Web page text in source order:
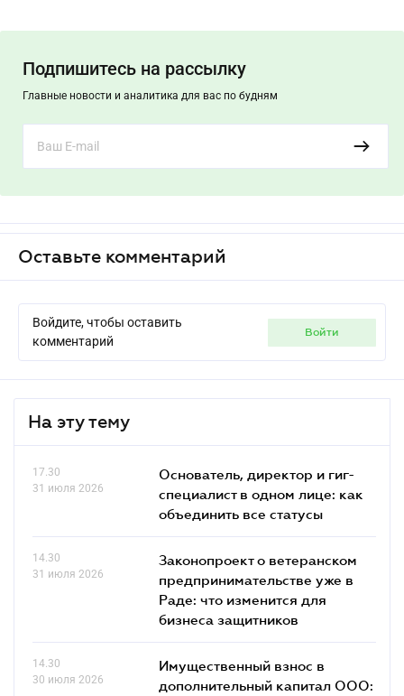
Подпишитесь на рассылку
Главные новости и аналитика для вас по будням
Оставьте комментарий
Войдите, чтобы оставить
комментарий
войти
На эту тему
17.30
31 июля 2026
Основатель, директор и гиг-
специалист в одном лице: как
объединить все статусы
14.30
31 июля 2026
Законопроект о ветеранском
предпринимательстве уже в
Раде: что изменится для
бизнеса защитников
14.30
30 июля 2026
Имущественный взнос в
дополнительный капитал ООО: